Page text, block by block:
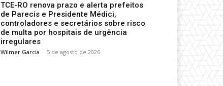
TCE-RO renova prazo e alerta prefeitos
de Parecis e Presidente Médici,
controladores e secretários sobre risco
de multa por hospitais de urgência
irregulares
Wilmer Garcia - 5 de agosto de 2026